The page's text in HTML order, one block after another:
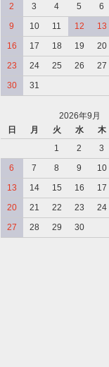
2
3 4 5 6
9
10 11 12 13
16
17 18 19 20
23
24 25 26 27
30
31
2026年9月
日
月 火 水 木
1
2 3
6
7 8 9 10
13
14 15 16 17
20
21 22 23 24
27
28 29 30